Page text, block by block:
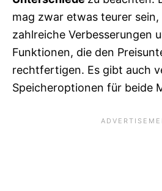
mag zwar etwas teurer
zahlreiche Verbesserungen
Funktionen, die den
rechtfertigen. Es gibt auch
Speicheroptionen für beide